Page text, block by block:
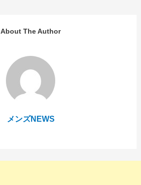
About The Author
メンズNEWS